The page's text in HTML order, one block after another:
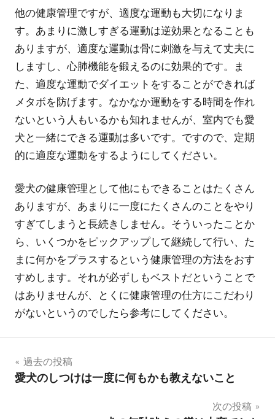
他の健康管理ですが、適度な運動も大切になりま
す。あまりに激しすぎる運動は逆効果となることも
ありますが、適度な運動は骨に刺激を与えて丈夫に
しますし、心肺機能を鍛えるのに効果的です。ま
た、適度な運動でダイエットをすることができれば
メタボを防げます。なかなか運動をする時間を作れ
ないという人もいるかも知れませんが、室内でも愛
犬と一緒にできる運動は多いです。ですので、定期
的に適度な運動をするようにしてください。
愛犬の健康管理として他にもできることはたくさん
ありますが、あまりに一度にたくさんのことをやり
すぎてしまうと長続きしません。そういったことか
ら、いくつかをピックアップして継続して行い、た
まに何かをプラスするという健康管理の方法をおす
すめします。それが必ずしもベストだということで
はありませんが、とくに健康管理の仕方にこだわり
がないというのでしたら参考にしてください。
投
稿
過去の投稿
愛犬のしつけは一度に何もかも教えないこと
次の投稿